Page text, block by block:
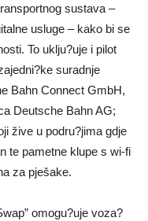
sustava –
usluge – kako bi se
To uklju?uje i pilot
suradnje
Bahn Connect GmbH,
Deutsche Bahn AG;
žive u podru?jima gdje
te pametne klupe s wi-fi
za pješake.
omogu?uje voza?